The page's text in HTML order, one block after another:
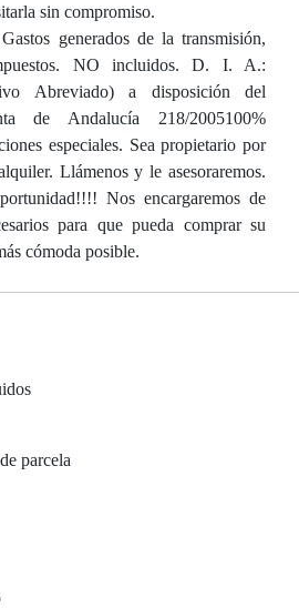
sin compromiso.
generados de la transmisión,
NO incluidos. D. I. A.:
Abreviado) a disposición del
de Andalucía 218/2005100%
especiales. Sea propietario por
Llámenos y le asesoraremos.
Nos encargaremos de
para que pueda comprar su
cómoda posible.
parcela